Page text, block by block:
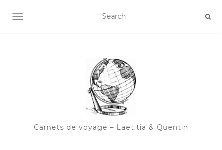
OUVRIR/FERMER LA NAVIGATION
Carnets de voyage – Laetitia & Quentin